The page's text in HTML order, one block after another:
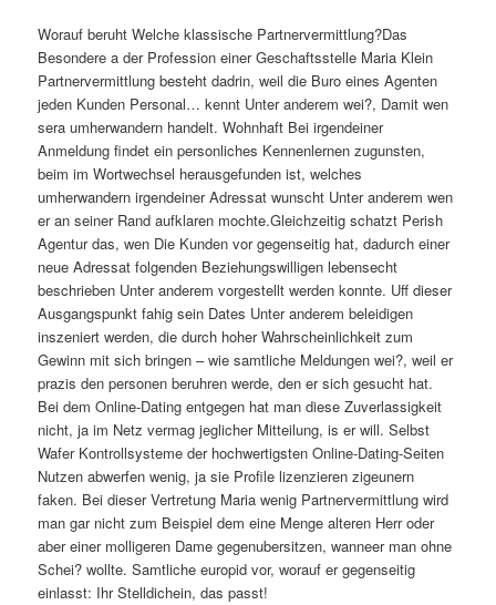
Worauf beruht Welche klassische Partnervermittlung?Das
Besondere a der Profession einer Geschaftsstelle Maria Klein
Partnervermittlung besteht dadrin, weil die Buro eines Agenten
jeden Kunden Personal… kennt Unter anderem wei?, Damit wen
sera umherwandern handelt. Wohnhaft Bei irgendeiner
Anmeldung findet ein personliches Kennenlernen zugunsten,
beim im Wortwechsel herausgefunden ist, welches
umherwandern irgendeiner Adressat wunscht Unter anderem wen
er an seiner Rand aufklaren mochte.Gleichzeitig schatzt Perish
Agentur das, wen Die Kunden vor gegenseitig hat, dadurch einer
neue Adressat folgenden Beziehungswilligen lebensecht
beschrieben Unter anderem vorgestellt werden konnte. Uff dieser
Ausgangspunkt fahig sein Dates Unter anderem beleidigen
inszeniert werden, die durch hoher Wahrscheinlichkeit zum
Gewinn mit sich bringen – wie samtliche Meldungen wei?, weil er
prazis den personen beruhren werde, den er sich gesucht hat.
Bei dem Online-Dating entgegen hat man diese Zuverlassigkeit
nicht, ja im Netz vermag jeglicher Mitteilung, is er will. Selbst
Wafer Kontrollsysteme der hochwertigsten Online-Dating-Seiten
Nutzen abwerfen wenig, ja sie Profile lizenzieren zigeunern
faken. Bei dieser Vertretung Maria wenig Partnervermittlung wird
man gar nicht zum Beispiel dem eine Menge alteren Herr oder
aber einer molligeren Dame gegenubersitzen, wanneer man ohne
Schei? wollte. Samtliche europid vor, worauf er gegenseitig
einlasst: Ihr Stelldichein, das passt!